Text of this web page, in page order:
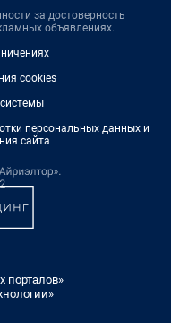
за достоверность
объявлениях.
cookies
персональных данных и
сайта
порталов»